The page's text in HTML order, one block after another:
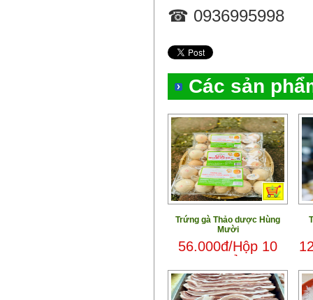
☎ 0936995998
Các sản
Trứng gà Thảo dược Hùng
Mười
56.000đ/Hộp 10
quả